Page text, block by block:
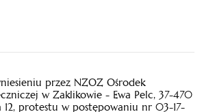
przez NZOZ Ośrodek
w Zaklikowie - Ewa Pelc, 37-470
12, protestu w postępowaniu nr 03-17-